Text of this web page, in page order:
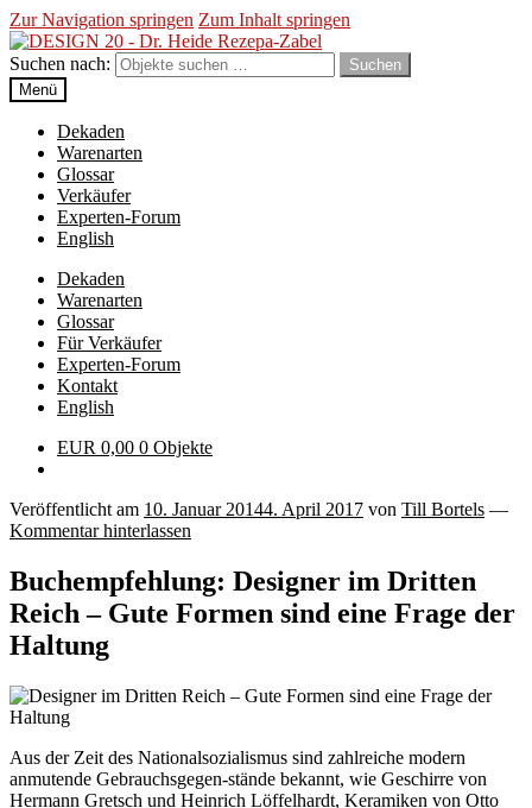
Zur Navigation springen Zum Inhalt springen
Suchen nach:
Suchen
Menü
Dekaden
Warenarten
Glossar
Verkäufer
Experten-Forum
English
Dekaden
Warenarten
Glossar
Für Verkäufer
Experten-Forum
Kontakt
English
EUR 0,00 0 Objekte
Veröffentlicht am 10. Januar 20144. April 2017 von Till Bortels —
Kommentar hinterlassen
Buchempfehlung: Designer im Dritten
Reich – Gute Formen sind eine Frage der
Haltung
Aus der Zeit des Nationalsozialismus sind zahlreiche modern
anmutende Gebrauchsgegen-stände bekannt, wie Geschirre von
Hermann Gretsch und Heinrich Löffelhardt, Keramiken von Otto